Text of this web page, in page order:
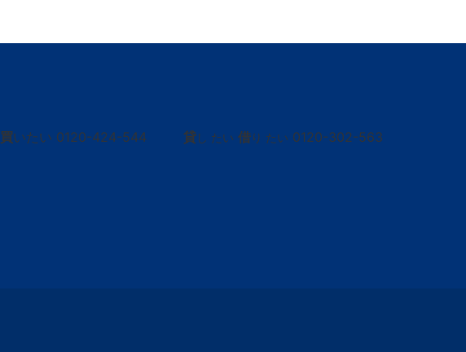
買いたい 0120-424-544 貸し たい 借り たい 0120-302-563